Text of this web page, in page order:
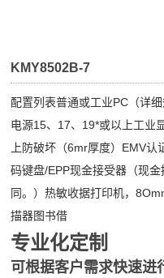
KMY8502B-7
配置列表普通或工业PC（详
电源15、17、19*或以上工业
上防破坏（6mr厚度）EMV
码键盘/EPP现金接受器（现
同。）热敏收据打印机，
描器图书借
专业化定制
可根据客户需求快速进